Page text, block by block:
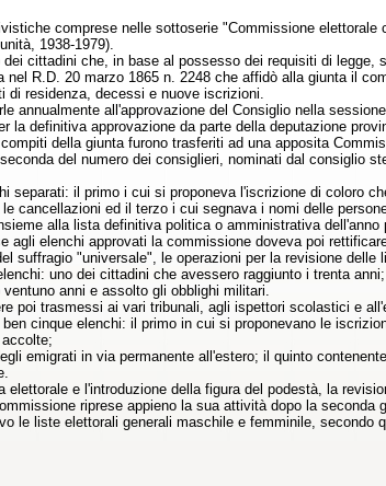
comprese nelle sottoserie "Commissione
1938-1979).
cittadini che, in base al possesso dei requisiti di
nel R.D. 20 marzo 1865 n. 2248 che affidò alla giunta il
di residenza, decessi e nuove iscrizioni.
annualmente all'approvazione del Consiglio nella
la definitiva approvazione da parte della deputazione
della giunta furono trasferiti ad una apposita
del numero dei consiglieri, nominati dal consiglio
separati: il primo i cui si proponeva l'iscrizione di coloro
cancellazioni ed il terzo i cui segnava i nomi delle
alla lista definitiva politica o amministrativa
agli elenchi approvati la commissione doveva poi
suffragio "universale", le operazioni per la revisione
uno dei cittadini che avessero raggiunto i trenta
anni e assolto gli obblighi militari.
poi trasmessi ai vari tribunali, agli ispettori scolastici e
cinque elenchi: il primo in cui si proponevano le
emigrati in via permanente all'estero; il quinto
elettorale e l'introduzione della figura del podestà, la
riprese appieno la sua attività dopo la seconda
le liste elettorali generali maschile e femminile, secondo